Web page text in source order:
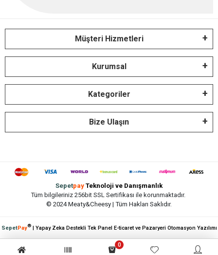
Müşteri Hizmetleri
Kurumsal
Kategoriler
Bize Ulaşın
Sepetpay Teknoloji ve Danışmanlık
Tüm bilgileriniz 256bit SSL Sertifikası ile korunmaktadır.
© 2024 Meaty&Cheesy | Tüm Hakları Saklıdır.
0
SepetPay®| Yapay Zeka Destekli Tek Panel E-ticaret ve Pazaryeri Otomasyon Yazılımı